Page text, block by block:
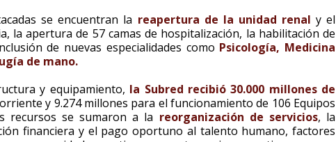
se encuentran la reapertura de la unidad renal y el
la apertura de 57 camas de hospitalización, la habilitación de
de nuevas especialidades como Psicología, Medicina
de mano.
y equipamiento, la Subred recibió 30.000 millones de
y 9.274 millones para el funcionamiento de 106 Equipos
recursos se sumaron a la reorganización de servicios, la
financiera y el pago oportuno al talento humano, factores